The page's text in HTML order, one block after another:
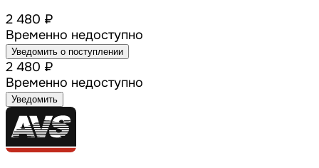
2 480 ₽
Временно недоступно
Уведомить о поступлении
2 480 ₽
Временно недоступно
Уведомить